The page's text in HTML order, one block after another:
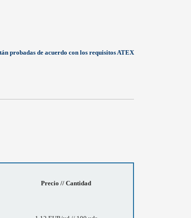
probadas de acuerdo con los requisitos ATEX
Precio // Cantidad